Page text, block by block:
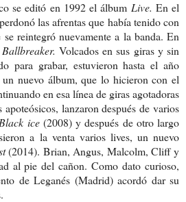
se editó en 1992 el álbum Live. En el
las afrentas que había tenido con
reintegró nuevamente a la banda. En
Ballbreaker.Volcados en sus giras y sin
para grabar, estuvieron hasta el año
nuevo álbum, que lo hicieron con el
en esa línea de giras agotadoras
lanzaron después de varios
Black ice (2008) y después de otro largo
a la venta varios lives, un nuevo
(2014).Brian, Angus, Malcolm, Cliff y
al pie del cañon. Como dato curioso,
de Leganés (Madrid) acordó dar su